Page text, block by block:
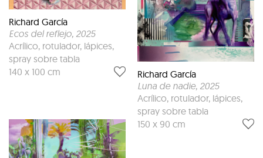
Richard García
Ecos del reflejo, 2025
Acrílico, rotulador, lápices,
spray sobre tabla
140 x 100 cm
Richard García
Luna de nadie, 2025
Acrílico, rotulador, lápices,
spray sobre tabla
150 x 90 cm